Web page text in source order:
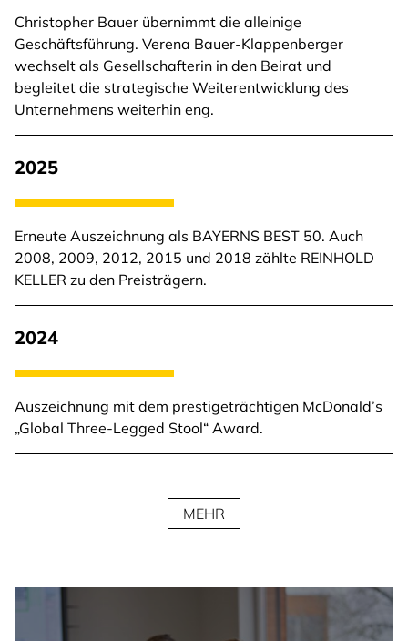
Christopher Bauer übernimmt die alleinige
Geschäftsführung. Verena Bauer-Klappenberger
wechselt als Gesellschafterin in den Beirat und
begleitet die strategische Weiterentwicklung des
Unternehmens weiterhin eng.
2025
Erneute Auszeichnung als BAYERNS BEST 50. Auch
2008, 2009, 2012, 2015 und 2018 zählte REINHOLD
KELLER zu den Preisträgern.
2024
Auszeichnung mit dem prestigeträchtigen McDonald’s
„Global Three-Legged Stool“ Award.
MEHR